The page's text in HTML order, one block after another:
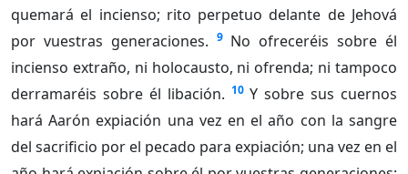
quemará el incienso; rito perpetuo delante de Jehová
por vuestras generaciones. 9 No ofreceréis sobre él
incienso extraño, ni holocausto, ni ofrenda; ni tampoco
derramaréis sobre él libación. 10 Y sobre sus cuernos
hará Aarón expiación una vez en el año con la sangre
del sacrificio por el pecado para expiación; una vez en el